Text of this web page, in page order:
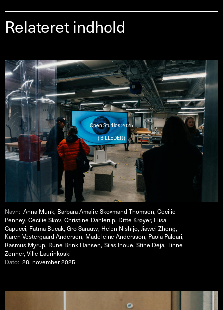
Relateret indhold
Open Studios 2025
( BILLEDER )
Navn:Anna Munk, Barbara Amalie Skovmand Thomsen, Cecilie
Penney, Cecilie Skov, Christine Dahlerup, Ditte Krøyer, Elisa
Capucci, Fatma Bucak, Gro Sarauw, Helen Nishijo, Jiawei Zheng,
Karen Vestergaard Andersen, Madeleine Andersson, Paola Paleari,
Rasmus Myrup, Rune Brink Hansen, Silas Inoue, Stine Deja, Tinne
Zenner, Ville Laurinkoski
Dato:28. november 2025